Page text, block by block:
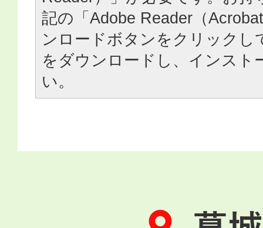
記の「Adobe Reader（
ンロードボタンをクリックし
をダウンロードし、インスト
い。
葛